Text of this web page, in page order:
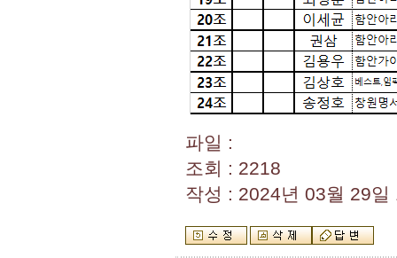
파일 :
조회 : 2218
작성 : 2024년 03월 29일